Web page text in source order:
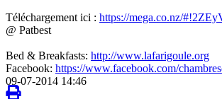
Téléchargement ici : https://mega.co.nz/
@ Patbest
Bed & Breakfasts: http://www.lafarigoule.org
Facebook: https://www.facebook.com/
09-07-2014 14:46